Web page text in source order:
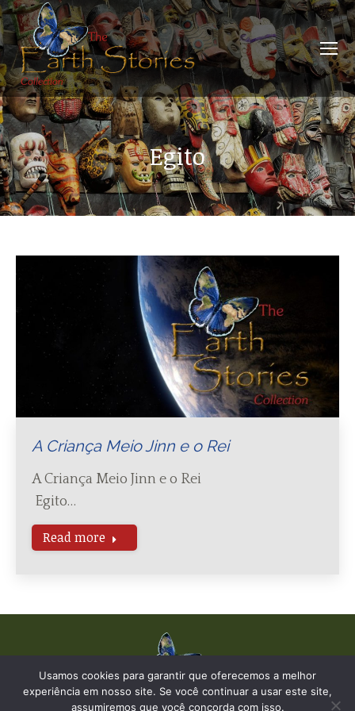
Egito
A Criança Meio Jinn e o Rei
A Criança Meio Jinn e o Rei
Egito…
Read more
© The Earth Stories Collection - 2019. Todos os direitos reservados.
Usamos cookies para garantir que oferecemos a melhor
experiência em nosso site. Se você continuar a usar este site,
assumiremos que você concorda com isso.